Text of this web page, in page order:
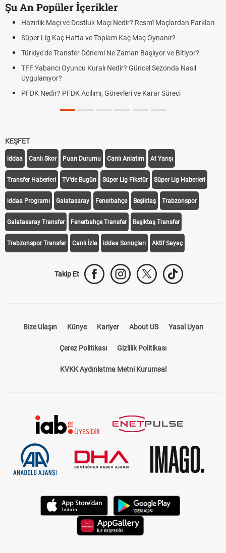
Şu An Popüler İçerikler
Hazırlık Maçı ve Dostluk Maçı Nedir? Resmî Maçlardan Farkları
Süper Lig Kaç Hafta ve Toplam Kaç Maç Oynanır?
Türkiye'de Transfer Dönemi Ne Zaman Başlıyor ve Bitiyor?
TFF Yabancı Oyuncu Kuralı Nedir? Güncel Sezonda Nasıl
Uygulanıyor?
PFDK Nedir? PFDK Açılımı, Görevleri ve Karar Süreci
KEŞFET
iddaa Canlı Skor Puan Durumu Canlı Anlatım At Yarışı
Transfer Haberleri TV'de Bugün Süper Lig Fikstür Süper Lig Haberleri
iddaa Programı Galatasaray Fenerbahçe Beşiktaş Trabzonspor
Galatasaray Transfer Fenerbahçe Transfer Beşiktaş Transfer
Trabzonspor Transfer Canlı İzle iddaa Sonuçları Aktif Sayaç
Takip Et
Bize Ulaşın Künye Kariyer About US Yasal Uyarı
Çerez Politikası Gizlilik Politikası
KVKK Aydınlatma Metni Kurumsal